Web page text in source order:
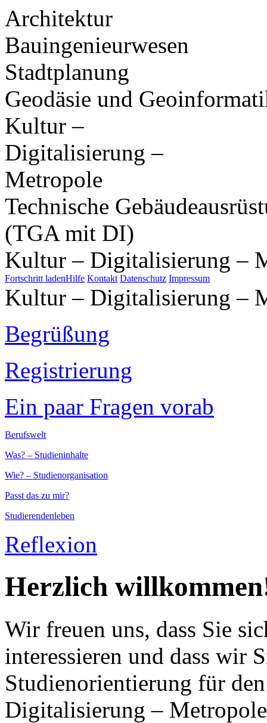
Architektur
Bauingenieurwesen
Stadtplanung
Geodäsie und
Kultur –
Digitalisierung –
Metropole
Technische
(TGA mit DI)
Kultur – Digitalisierung –
Fortschritt ladenHilfe Kontakt Datenschutz Impressum
Kultur – Digitalisierung –
Begrüßung
Registrierung
Ein paar Fragen vorab
Berufswelt
Was? – Studieninhalte
Wie? – Studienorganisation
Passt das zu mir?
Studierendenleben
Reflexion
Herzlich
Wir freuen uns, dass Sie
interessieren und dass wir
Studienorientierung für
Digitalisierung –